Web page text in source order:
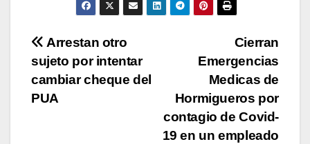
Navegación
de
entradas
Cierran
Emergencias
Medicas de
Hormigueros por
contagio de Covid-
19 en un empleado
Arrestan otro
sujeto por intentar
cambiar cheque del
PUA